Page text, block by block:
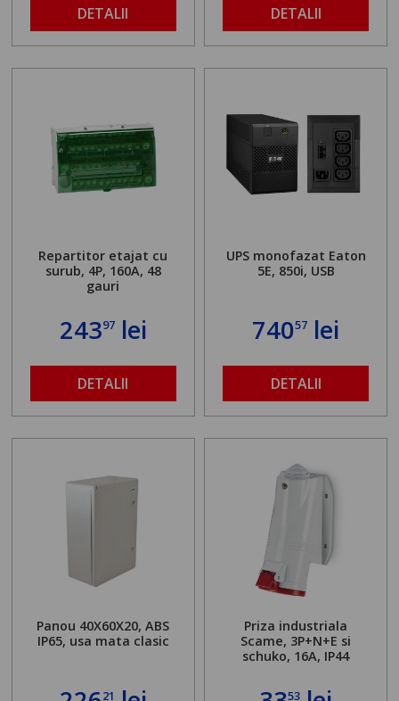
DETALII DETALII
Repartitor etajat cu
surub, 4P, 160A, 48
gauri
24397lei
DETALII
UPS monofazat Eaton
5E, 850i, USB
74057 lei
DETALII
Panou 40X60X20, ABS
IP65, usa mata clasic
21
Priza industriala
Scame, 3P+N+E si
schuko, 16A, IP44
53